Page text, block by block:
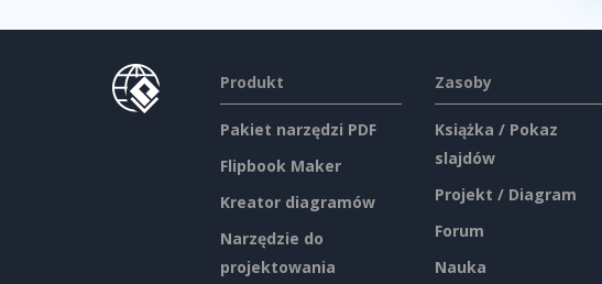
Produkt
Pakiet narzędzi PDF
Flipbook Maker
Kreator diagramów
Narzędzie do
projektowania
Zasoby
Książka / Pokaz
slajdów
Projekt / Diagram
Forum
Nauka